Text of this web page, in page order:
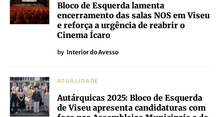
Bloco de Esquerda lamenta
encerramento das salas NOS em Viseu
e reforça a urgência de reabrir o
Cinema Ícaro
by Interior do Avesso
ATUALIDADE
Autárquicas 2025: Bloco de Esquerda
de Viseu apresenta candidaturas com